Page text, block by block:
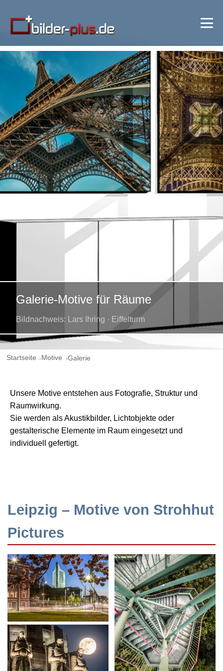
Galerie-Motive für Räume
Bildnachweis: Lars Ihring · Eiffelturm
Startseite Motive Galerie
Unsere Motive entstehen aus Fotografie, Struktur und
Raumwirkung.
Sie werden als Akustikbilder, Lichtobjekte oder
gestalterische Elemente im Raum eingesetzt und
individuell gefertigt.
Leipzig – Motive von Strohhut
Pictures